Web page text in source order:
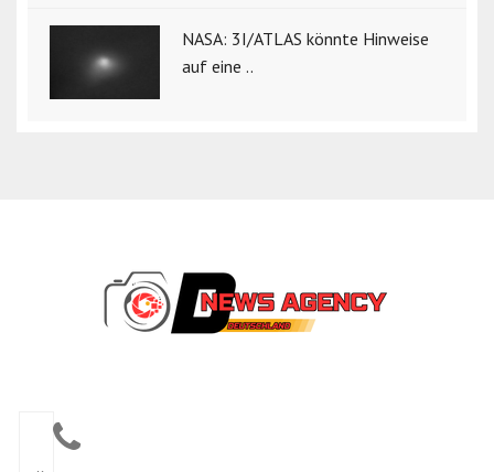
NASA: 3I/ATLAS könnte Hinweise
auf eine ..